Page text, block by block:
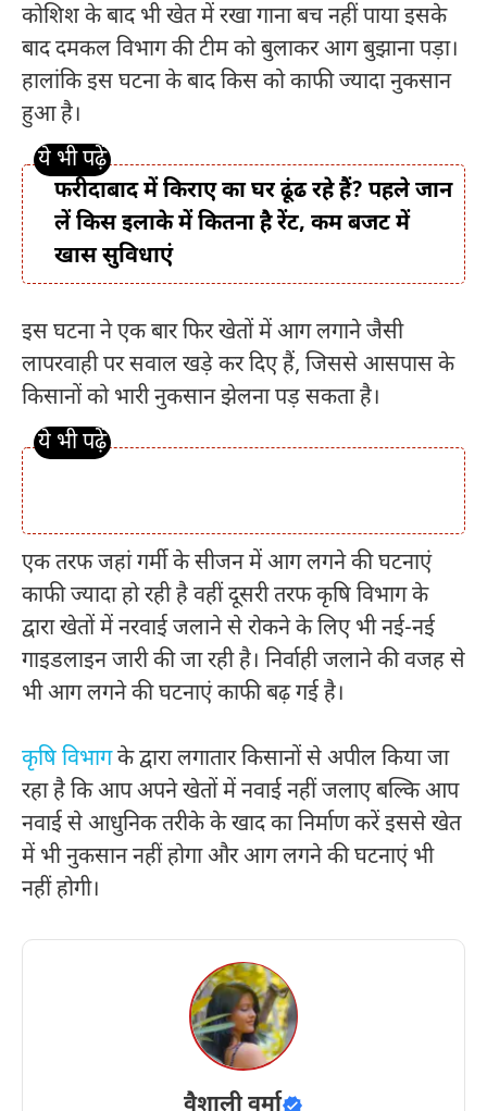
कोशिश के बाद भी खेत में रखा गाना बच नहीं पाया इसके
बाद दमकल विभाग की टीम को बुलाकर आग बुझाना पड़ा।
हालांकि इस घटना के बाद किस को काफी ज्यादा नुकसान
हुआ है।
फरीदाबाद में किराए का घर ढूंढ रहे हैं? पहले जान
लें किस इलाके में कितना है रेंट, कम बजट में
खास सुविधाएं
इस घटना ने एक बार फिर खेतों में आग लगाने जैसी
लापरवाही पर सवाल खड़े कर दिए हैं, जिससे आसपास के
किसानों को भारी नुकसान झेलना पड़ सकता है।
एक तरफ जहां गर्मी के सीजन में आग लगने की घटनाएं
काफी ज्यादा हो रही है वहीं दूसरी तरफ कृषि विभाग के
द्वारा खेतों में नरवाई जलाने से रोकने के लिए भी नई-नई
गाइडलाइन जारी की जा रही है। निर्वाही जलाने की वजह से
भी आग लगने की घटनाएं काफी बढ़ गई है।
कृषि विभागके द्वारा लगातार किसानों से अपील किया जा
रहा है कि आप अपने खेतों में नवाई नहीं जलाए बल्कि आप
नवाई से आधुनिक तरीके के खाद का निर्माण करें इससे खेत
में भी नुकसान नहीं होगा और आग लगने की घटनाएं भी
नहीं होगी।